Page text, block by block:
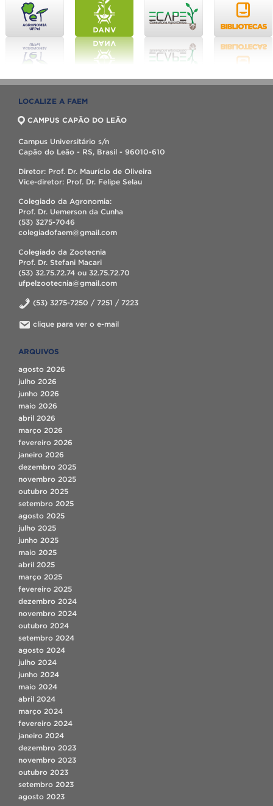
LOCALIZE A FAEM
CAMPUS CAPÃO DO LEÃO
Campus Universitário s/n
Capão do Leão - RS, Brasil - 96010-610
Diretor: Prof. Dr. Maurício de Oliveira
Vice-diretor: Prof. Dr. Felipe Selau
Colegiado da Agronomia:
Prof. Dr. Uemerson da Cunha
(53) 3275-7046
colegiadofaem@gmail.com
Colegiado da Zootecnia
Prof. Dr. Stefani Macari
(53) 32.75.72.74 ou 32.75.72.70
ufpelzootecnia@gmail.com
(53) 3275-7250 / 7251 / 7223
clique para ver o e-mail
ARQUIVOS
agosto 2026
julho 2026
junho 2026
maio 2026
abril 2026
março 2026
fevereiro 2026
janeiro 2026
dezembro 2025
novembro 2025
outubro 2025
setembro 2025
agosto 2025
julho 2025
junho 2025
maio 2025
abril 2025
março 2025
fevereiro 2025
dezembro 2024
novembro 2024
outubro 2024
setembro 2024
agosto 2024
julho 2024
junho 2024
maio 2024
abril 2024
março 2024
fevereiro 2024
janeiro 2024
dezembro 2023
novembro 2023
outubro 2023
setembro 2023
agosto 2023